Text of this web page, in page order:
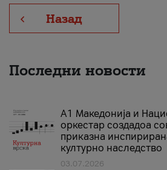
Назад
Последни новости
А1 Македонија и
оркестар создадоа
приказна
културно наследство
03.07.2026